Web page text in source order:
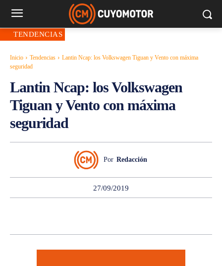
TENDENCIAS
Inicio Tendencias
Lantin Ncap: los Volkswagen Tiguan y Vento con máxima
seguridad
Lantin Ncap: los Volkswagen
Tiguan y Vento con máxima
seguridad
Por Redacción
27/09/2019